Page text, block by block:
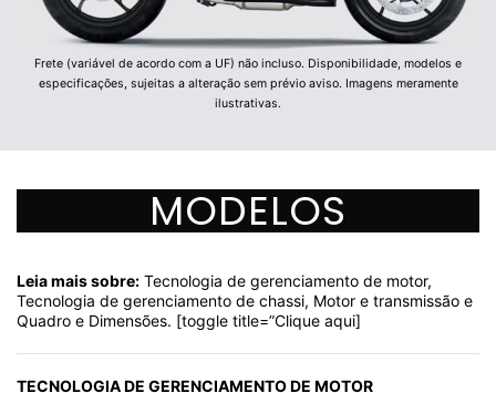
Frete (variável de acordo com a UF) não incluso. Disponibilidade, modelos e
especificações, sujeitas a alteração sem prévio aviso. Imagens meramente
ilustrativas.
MODELOS
Leia mais sobre: Tecnologia de gerenciamento de motor,
Tecnologia de gerenciamento de chassi, Motor e transmissão e
Quadro e Dimensões. [toggle title=”Clique aqui]
TECNOLOGIA DE GERENCIAMENTO DE MOTOR